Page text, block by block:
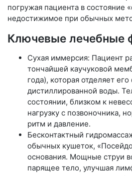
погружая пациента в состояние
недостижимое при обычных
Ключевые лечебные
Сухая иммерсия: Пациент
тончайшей каучуковой
года), которая отделяет
дистиллированной воды.
состоянии, близком к
нагрузку с позвоночника,
ритм и давление.
Бесконтактный
обычных кушеток,
основания. Мощные струи
парящее тело, улучшая